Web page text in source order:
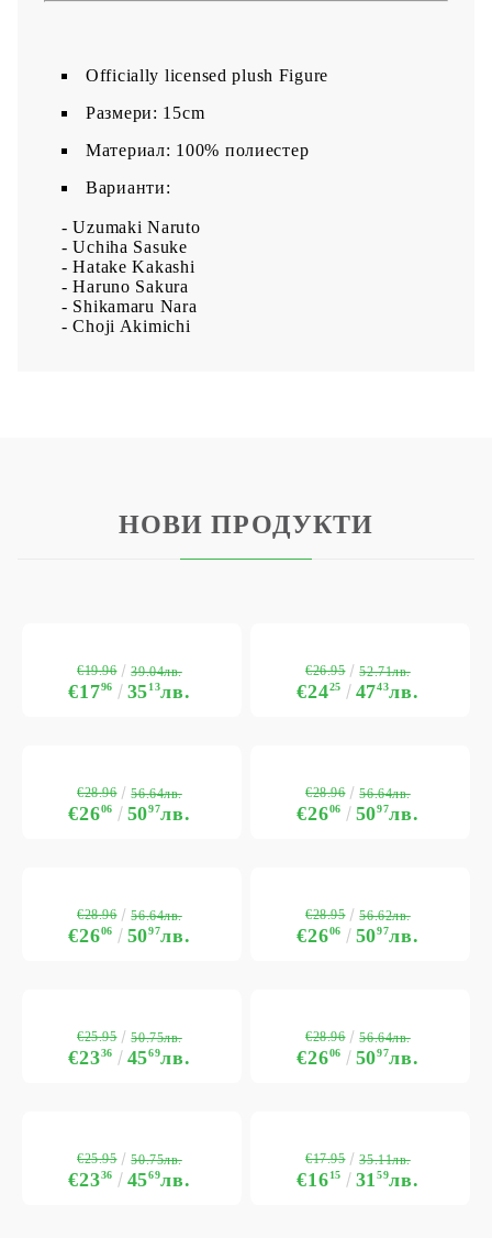
Officially licensed plush Figure
Размери: 15cm
Материал: 100% полиестер
Варианти:
- Uzumaki Naruto
- Uchiha Sasuke
- Hatake Kakashi
- Haruno Sakura
- Shikamaru Nara
- Choji Akimichi
НОВИ ПРОДУКТИ
€1796 3513лв.
€19.96 39.04лв.
€2425 4743лв.
€26.95 52.71лв.
€2606 5097лв.
€28.96 56.64лв.
€2606 5097лв.
€28.96 56.64лв.
€2606 5097лв.
€28.96 56.64лв.
€2606 5097лв.
€28.95 56.62лв.
€2336 4569лв.
€25.95 50.75лв.
€2606 5097лв.
€28.96 56.64лв.
€2336 4569лв.
€25.95 50.75лв.
€1615 3159лв.
€17.95 35.11лв.